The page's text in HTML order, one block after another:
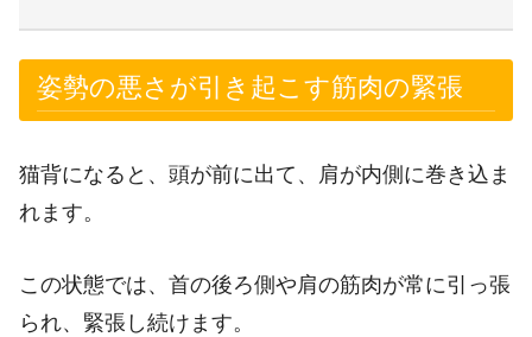
姿勢の悪さが引き起こす筋肉の緊張
猫背になると、頭が前に出て、肩が内側に巻き込ま
れます。
この状態では、首の後ろ側や肩の筋肉が常に引っ張
られ、緊張し続けます。